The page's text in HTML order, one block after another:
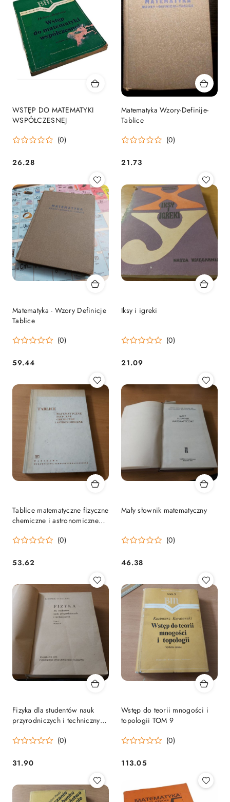
WSTĘP DO MATEMATYKI
WSPÓŁCZESNEJ
(0)
Cena:
26.28
Matematyka Wzory-Definije-
Tablice
(0)
Cena:
21.73
Matematyka - Wzory Definicje
Tablice
(0)
Cena:
59.44
Iksy i igreki
(0)
Cena:
21.09
Tablice matematyczne fizyczne
chemiczne i astronomiczne
(0)
Cena:
53.62
Mały słownik matematyczny
(0)
Cena:
46.38
Fizyka dla studentów nauk
przyrodniczych i technicznych
(0)
Cena:
31.90
Wstęp do teorii mnogości i
topologii TOM 9
(0)
Cena:
113.05